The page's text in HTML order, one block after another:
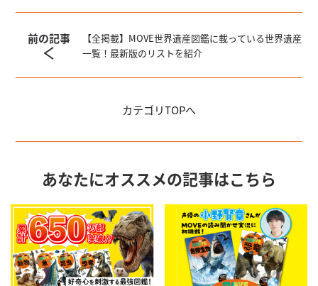
前の記事
【全掲載】MOVE世界遺産図鑑に載っている世界遺産
一覧！最新版のリストを紹介
カテゴリTOPへ
あなたにオススメの記事はこちら